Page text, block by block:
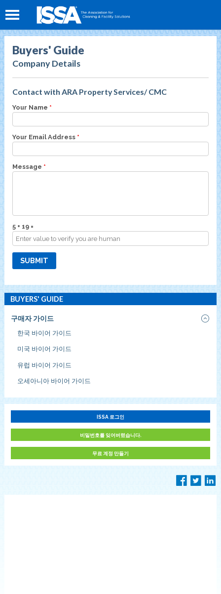
Buyers' Guide
Company Details
Contact with ARA Property Services/ CMC
Your Name *
Your Email Address *
Message *
5 + 19 =
SUBMIT
BUYERS' GUIDE
구매자 가이드
한국 바이어 가이드
미국 바이어 가이드
유럽 바이어 가이드
오세아니아 바이어 가이드
ISSA 로그인
비밀번호를 잊어버렸습니다.
무료 계정 만들기